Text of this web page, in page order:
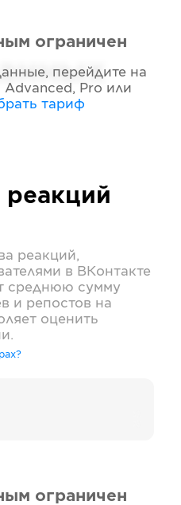
ограничен
перейдите на
Advanced, Pro или
тариф
реакций
реакций,
в ВКонтакте
среднюю сумму
и репостов на
оценить
ограничен